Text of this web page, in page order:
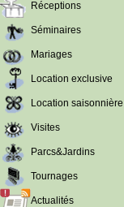
Réceptions
Séminaires
Mariages
Location exclusive
Location saisonnière
Visites
Parcs&Jardins
Tournages
Actualités